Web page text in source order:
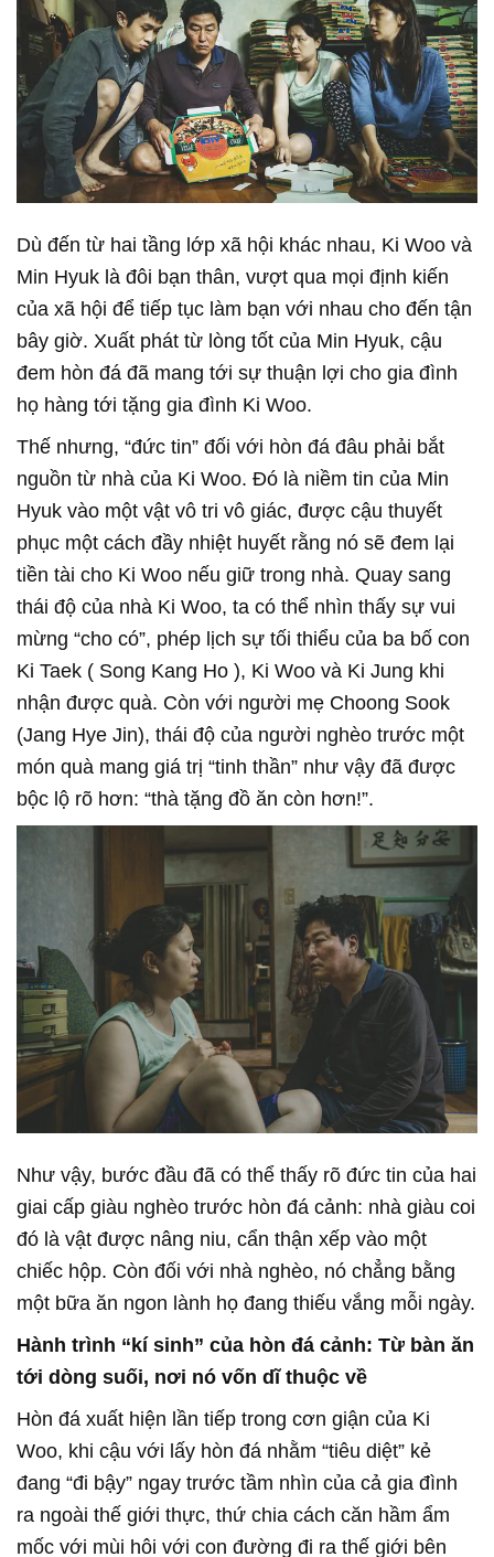
Dù đến từ hai tầng lớp xã hội khác nhau, Ki Woo và
Min Hyuk là đôi bạn thân, vượt qua mọi định kiến
của xã hội để tiếp tục làm bạn với nhau cho đến tận
bây giờ. Xuất phát từ lòng tốt của Min Hyuk, cậu
đem hòn đá đã mang tới sự thuận lợi cho gia đình
họ hàng tới tặng gia đình Ki Woo.
Thế nhưng, “đức tin” đối với hòn đá đâu phải bắt
nguồn từ nhà của Ki Woo. Đó là niềm tin của Min
Hyuk vào một vật vô tri vô giác, được cậu thuyết
phục một cách đầy nhiệt huyết rằng nó sẽ đem lại
tiền tài cho Ki Woo nếu giữ trong nhà. Quay sang
thái độ của nhà Ki Woo, ta có thể nhìn thấy sự vui
mừng “cho có”, phép lịch sự tối thiểu của ba bố con
Ki Taek ( Song Kang Ho ), Ki Woo và Ki Jung khi
nhận được quà. Còn với người mẹ Choong Sook
(Jang Hye Jin), thái độ của người nghèo trước một
món quà mang giá trị “tinh thần” như vậy đã được
bộc lộ rõ hơn: “thà tặng đồ ăn còn hơn!”.
Như vậy, bước đầu đã có thể thấy rõ đức tin của hai
giai cấp giàu nghèo trước hòn đá cảnh: nhà giàu coi
đó là vật được nâng niu, cẩn thận xếp vào một
chiếc hộp. Còn đối với nhà nghèo, nó chẳng bằng
một bữa ăn ngon lành họ đang thiếu vắng mỗi ngày.
Hành trình “kí sinh” của hòn đá cảnh: Từ bàn ăn
tới dòng suối, nơi nó vốn dĩ thuộc về
Hòn đá xuất hiện lần tiếp trong cơn giận của Ki
Woo, khi cậu với lấy hòn đá nhằm “tiêu diệt” kẻ
đang “đi bậy” ngay trước tầm nhìn của cả gia đình
ra ngoài thế giới thực, thứ chia cách căn hầm ẩm
mốc với mùi hôi với con đường đi ra thế giới bên